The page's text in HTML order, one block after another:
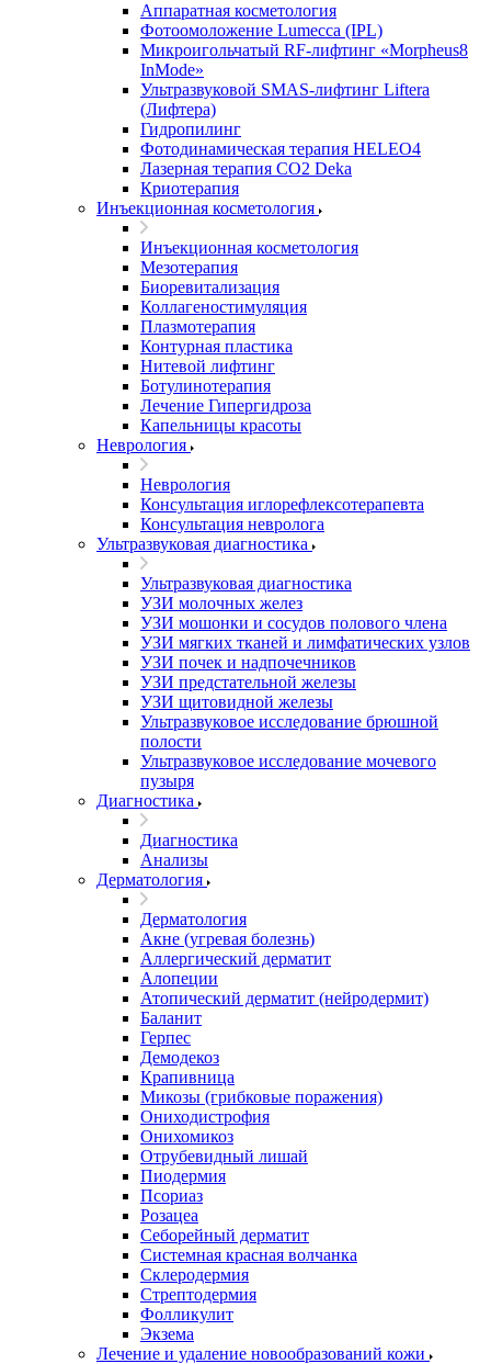
Аппаратная косметология
Фотоомоложение Lumecca (IPL)
Микроигольчатый RF-лифтинг «Morpheus8
InMode»
Ультразвуковой SMAS-лифтинг Liftera
(Лифтера)
Гидропилинг
Фотодинамическая терапия HELEO4
Лазерная терапия CO2 Deka
Криотерапия
Инъекционная косметология
Инъекционная косметология
Мезотерапия
Биоревитализация
Коллагеностимуляция
Плазмотерапия
Контурная пластика
Нитевой лифтинг
Ботулинотерапия
Лечение Гипергидроза
Капельницы красоты
Неврология
Неврология
Консультация иглорефлексотерапевта
Консультация невролога
Ультразвуковая диагностика
Ультразвуковая диагностика
УЗИ молочных желез
УЗИ мошонки и сосудов полового члена
УЗИ мягких тканей и лимфатических узлов
УЗИ почек и надпочечников
УЗИ предстательной железы
УЗИ щитовидной железы
Ультразвуковое исследование брюшной
полости
Ультразвуковое исследование мочевого
пузыря
Диагностика
Диагностика
Анализы
Дерматология
Дерматология
Акне (угревая болезнь)
Аллергический дерматит
Алопеции
Атопический дерматит (нейродермит)
Баланит
Герпес
Демодекоз
Крапивница
Микозы (грибковые поражения)
Ониходистрофия
Онихомикоз
Отрубевидный лишай
Пиодермия
Псориаз
Розацеа
Себорейный дерматит
Системная красная волчанка
Склеродермия
Стрептодермия
Фолликулит
Экзема
Лечение и удаление новообразований кожи